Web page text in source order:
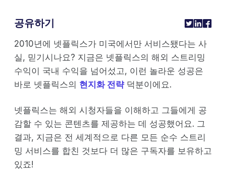
2010년에 넷플릭스가 미국에서만 서비스됐다는 사
실, 믿기시나요? 지금은 넷플릭스의 해외 스트리밍
수익이 국내 수익을 넘어섰고, 이런 놀라운 성공은
바로 넷플릭스의 현지화 전략덕분이에요.
넷플릭스는 해외 시청자들을 이해하고 그들에게 공
감할 수 있는 콘텐츠를 제공하는 데 성공했어요. 그
결과, 지금은 전 세계적으로 다른 모든 순수 스트리
밍 서비스를 합친 것보다 더 많은 구독자를 보유하고
있죠!
공유하기